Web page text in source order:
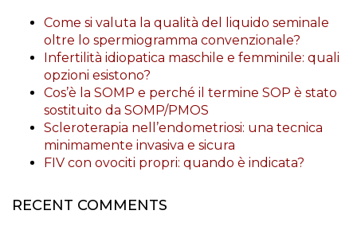
Come si valuta la qualità del liquido seminale
oltre lo spermiogramma convenzionale?
Infertilità idiopatica maschile e femminile: quali
opzioni esistono?
Cos’è la SOMP e perché il termine SOP è stato
sostituito da SOMP/PMOS
Scleroterapia nell’endometriosi: una tecnica
minimamente invasiva e sicura
FIV con ovociti propri: quando è indicata?
RECENT COMMENTS